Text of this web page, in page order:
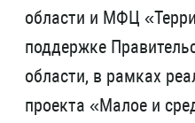
области и МФЦ
поддержке
области, в рамках
проекта «Малое и